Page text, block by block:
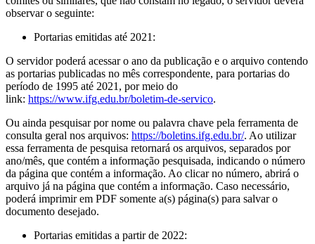
observar o seguinte:
Portarias emitidas até 2021:
O servidor poderá acessar o ano da publicação e o arquivo contendo
as portarias publicadas no mês correspondente, para portarias do
período de 1995 até 2021, por meio do
link: https://www.ifg.edu.br/boletim-de-servico.
Ou ainda pesquisar por nome ou palavra chave pela ferramenta de
consulta geral nos arquivos: https://boletins.ifg.edu.br/. Ao utilizar
essa ferramenta de pesquisa retornará os arquivos, separados por
ano/mês, que contém a informação pesquisada, indicando o número
da página que contém a informação. Ao clicar no número, abrirá o
arquivo já na página que contém a informação. Caso necessário,
poderá imprimir em PDF somente a(s) página(s) para salvar o
documento desejado.
Portarias emitidas a partir de 2022: